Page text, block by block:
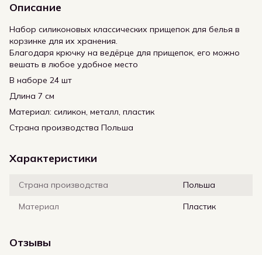
Описание
Набор силиконовых классических прищепок для белья в
корзинке для их хранения.
Благодаря крючку на ведёрце для прищепок, его можно
вешать в любое удобное место
В наборе 24 шт
Длина 7 см
Материал: силикон, металл, пластик
Страна производства Польша
Характеристики
Страна производства Польша
Материал Пластик
Отзывы